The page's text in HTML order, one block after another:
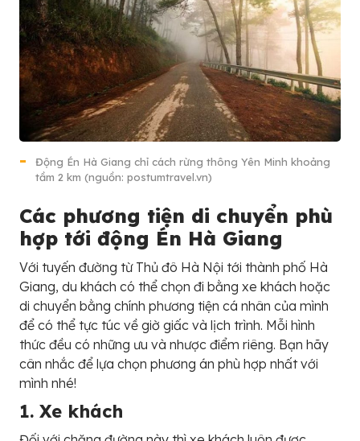
Động Én Hà Giang chỉ cách rừng thông Yên Minh khoảng
tầm 2 km (nguồn: postumtravel.vn)
Các phương tiện di chuyển phù
hợp tới động Én Hà Giang
Với tuyến đường từ Thủ đô Hà Nội tới thành phố Hà
Giang, du khách có thể chọn đi bằng xe khách hoặc
di chuyển bằng chính phương tiện cá nhân của mình
để có thể tực túc về giờ giấc và lịch trình. Mỗi hình
thức đều có những ưu và nhược điểm riêng. Bạn hãy
cân nhắc để lựa chọn phương án phù hợp nhất với
mình nhé!
1. Xe khách